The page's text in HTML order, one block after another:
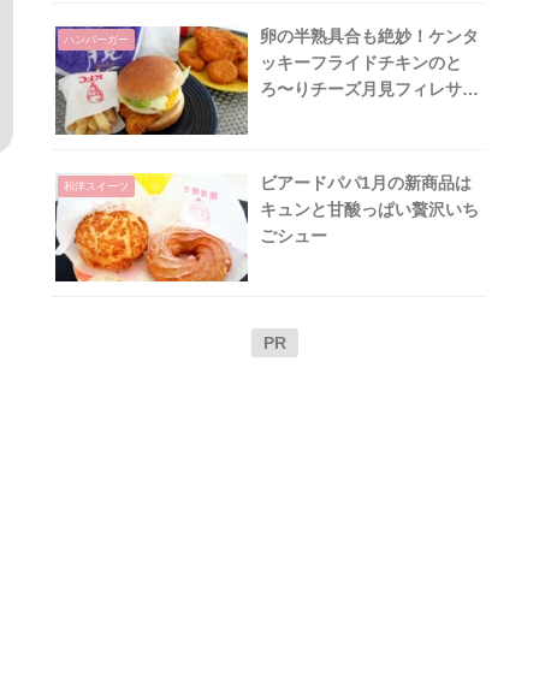
ハンバーガー
卵の半熟具合も絶妙！ケンタ
ッキーフライドチキンのと
ろ〜りチーズ月見フィレサン
和洋スイーツ
ビアードパパ1月の新商品は
キュンと甘酸っぱい贅沢いち
ごシュー
PR